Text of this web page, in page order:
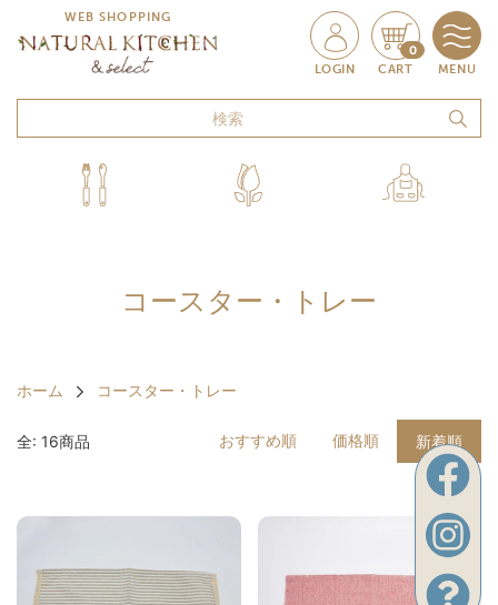
WEB SHOPPING
LOGIN
0
CART MENU
コースター・トレー
ホーム コースター・トレー
全: 16商品 おすすめ順 価格順 新着順